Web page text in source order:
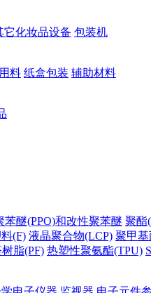
它化妆品设备 包装机
料 纸盒包装 辅助材料
苯醚(PPO)和改性聚苯醚 聚酯
(F) 液晶聚合物(LCP) 聚甲
脂(PF) 热塑性聚氨酯(TPU)